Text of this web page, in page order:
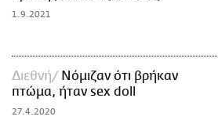
1.9.2021
Διεθνή
Νόμιζαν ότι βρήκαν
πτώμα, ήταν sex doll
27.4.2020